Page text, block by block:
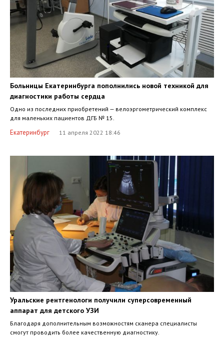
Больницы Екатеринбурга пополнились новой техникой для
диагностики работы сердца
Одно из последних приобретений — велоэргометрический комплекс
для маленьких пациентов ДГБ № 15.
Екатеринбург 11 апреля 2022 18:46
Уральские рентгенологи получили суперсовременный
аппарат для детского УЗИ
Благодаря дополнительным возможностям сканера специалисты
смогут проводить более качественную диагностику.